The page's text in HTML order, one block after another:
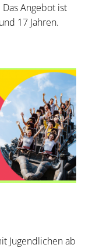
Angebot ist
17 Jahren.
Jugendlichen ab